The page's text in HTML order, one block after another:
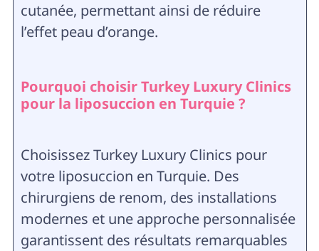
cutanée, permettant ainsi de réduire
l’effet peau d’orange.
Pourquoi choisir Turkey Luxury Clinics
pour la liposuccion en Turquie ?
Choisissez Turkey Luxury Clinics pour
votre liposuccion en Turquie. Des
chirurgiens de renom, des installations
modernes et une approche personnalisée
garantissent des résultats remarquables